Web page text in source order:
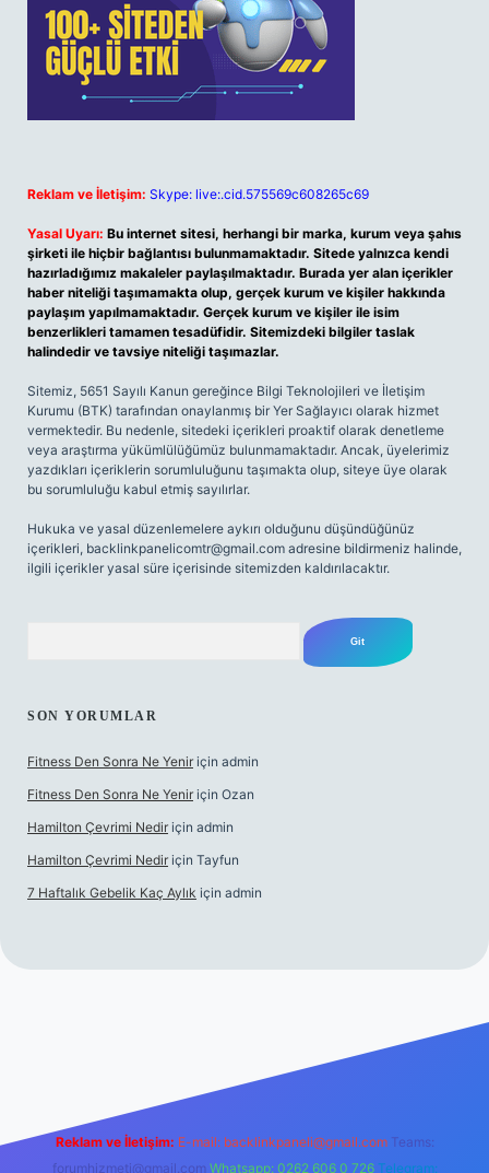
Reklam ve İletişim: Skype: live:.cid.575569c608265c69
Yasal Uyarı: Bu internet sitesi, herhangi bir marka, kurum veya şahıs
şirketi ile hiçbir bağlantısı bulunmamaktadır. Sitede yalnızca kendi
hazırladığımız makaleler paylaşılmaktadır. Burada yer alan içerikler
haber niteliği taşımamakta olup, gerçek kurum ve kişiler hakkında
paylaşım yapılmamaktadır. Gerçek kurum ve kişiler ile isim
benzerlikleri tamamen tesadüfidir. Sitemizdeki bilgiler taslak
halindedir ve tavsiye niteliği taşımazlar.
Sitemiz, 5651 Sayılı Kanun gereğince Bilgi Teknolojileri ve İletişim
Kurumu (BTK) tarafından onaylanmış bir Yer Sağlayıcı olarak hizmet
vermektedir. Bu nedenle, sitedeki içerikleri proaktif olarak denetleme
veya araştırma yükümlülüğümüz bulunmamaktadır. Ancak, üyelerimiz
yazdıkları içeriklerin sorumluluğunu taşımakta olup, siteye üye olarak
bu sorumluluğu kabul etmiş sayılırlar.
Hukuka ve yasal düzenlemelere aykırı olduğunu düşündüğünüz
içerikleri, backlinkpanelicomtr@gmail.com adresine bildirmeniz halinde,
ilgili içerikler yasal süre içerisinde sitemizden kaldırılacaktır.
SON YORUMLAR
Fitness Den Sonra Ne Yenir için admin
Fitness Den Sonra Ne Yenir için Ozan
Hamilton Çevrimi Nedir için admin
Hamilton Çevrimi Nedir için Tayfun
7 Haftalık Gebelik Kaç Aylık için admin
Reklam ve İletişim: E-mail: backlinkpaneli@gmail.com Teams:
forumhizmeti@gmail.com Whatsapp: 0262 606 0 726 Telegram: